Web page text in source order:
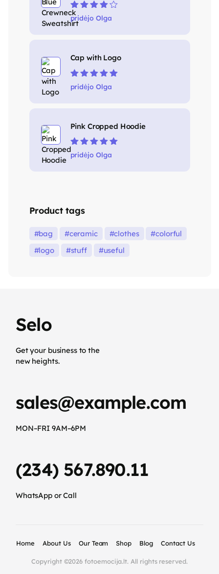
Įvertinimas:
4iš 5
pridėjo Olga
Cap with Logo
Įvertinimas:
iš 5
pridėjo Olga
Pink Cropped Hoodie
Įvertinimas:
iš 5
pridėjo Olga
Product tags
bag ceramic clothes
colorful
logo
stuff useful
Selo
Get your business to the
new heights.
sales@example.com
MON–FRI 9AM–6PM
(234) 567.890.11
WhatsApp or Call
Copyright ©2026 fotoemocija.lt. All rights reserved.
Home About Us Our Team Shop Blog Contact Us